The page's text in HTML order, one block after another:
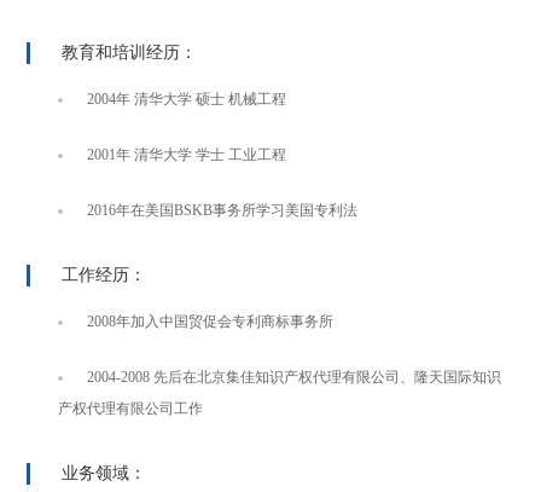
教育和培训经历：
2004年 清华大学 硕士 机械工程
2001年 清华大学 学士 工业工程
2016年在美国BSKB事务所学习美国专利法
工作经历：
2008年加入中国贸促会专利商标事务所
2004-2008 先后在北京集佳知识产权代理有限公司、隆天国际知识
产权代理有限公司工作
业务领域：